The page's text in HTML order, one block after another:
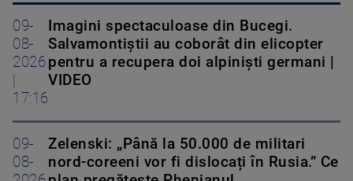
09-
08-
2026
17:16
Imagini spectaculoase din Bucegi.
Salvamontiștii au coborât din elicopter
pentru a recupera doi alpiniști germani |
VIDEO
09-
08-
Zelenski: „Până la 50.000 de militari
nord-coreeni vor fi dislocați în Rusia.” Ce